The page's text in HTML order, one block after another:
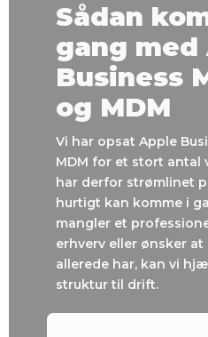
Sådan
gang med
Business
og MDM
Vi har opsat Apple
MDM for et stort antal
har derfor strømlinet
hurtigt kan komme i
mangler et
erhverv eller ønsker
allerede har, kan vi
struktur til drift.